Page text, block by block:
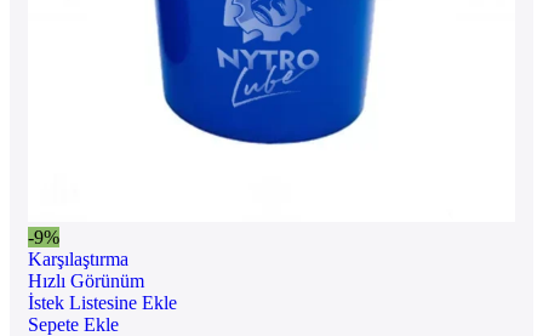
-9%
Karşılaştırma
Hızlı Görünüm
İstek Listesine Ekle
Sepete Ekle